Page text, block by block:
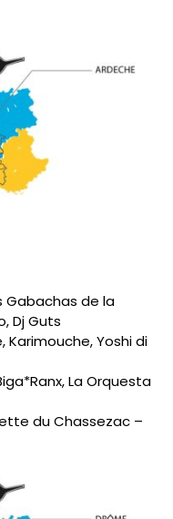
Gabachas de la
Dj Guts
Karimouche, Yoshi di
La Orquesta
du Chassezac –